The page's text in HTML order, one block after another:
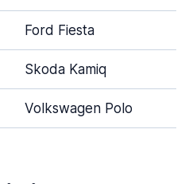
Ford Fiesta
Skoda Kamiq
Volkswagen Polo